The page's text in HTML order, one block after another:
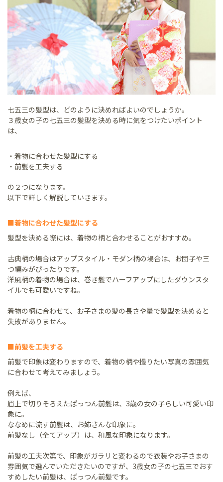
七五三の髪型は、どのように決めればよいのでしょうか。
３歳女の子の七五三の髪型を決める時に気をつけたいポイント
は、
・着物に合わせた髪型にする
・前髪を工夫する
の２つになります。
以下で詳しく解説していきます。
■着物に合わせた髪型にする
髪型を決める際には、着物の柄と合わせることがおすすめ。
古典柄の場合はアップスタイル・モダン柄の場合は、お団子や三
つ編みがぴったりです。
洋風柄の着物の場合は、巻き髪でハーフアップにしたダウンスタ
イルでも可愛いですね。
着物の柄に合わせて、お子さまの髪の長さや量で髪型を決めると
失敗がありません。
■前髪を工夫する
前髪で印象は変わりますので、着物の柄や撮りたい写真の雰囲気
に合わせて考えてみましょう。
例えば、
眉上で切りそろえたぱっつん前髪は、3歳の女の子らしい可愛い印
象に。
ななめに流す前髪は、お姉さんな印象に。
前髪なし（全てアップ）は、和風な印象になります。
前髪の工夫次第で、印象がガラリと変わるので衣装やお子さまの
雰囲気で選んでいただきたいのですが、3歳女の子の七五三でおす
すめしたい前髪は、ぱっつん前髪です。